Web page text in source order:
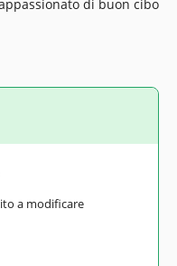
di buon cibo
a modificare